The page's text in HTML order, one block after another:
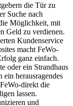
die Tür zu
Suche nach
Möglichkeit, mit
Geld zu verdienen.
Kundenservice
macht FeWo-
ganz einfach.
oder ein Strandhaus
herausragendes
direkt die
lassen.
und